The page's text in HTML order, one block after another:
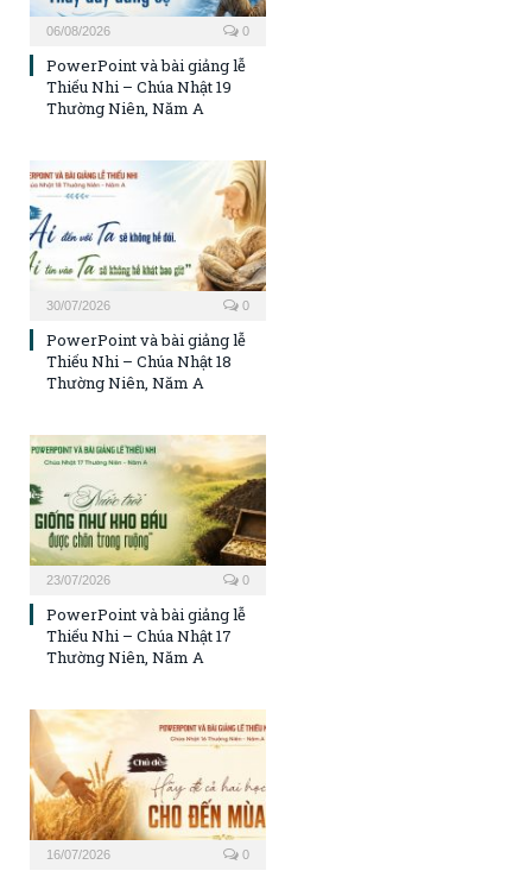
06/08/2026 0
PowerPoint và bài giảng lễ
Thiếu Nhi – Chúa Nhật 19
Thường Niên, Năm A
30/07/2026 0
PowerPoint và bài giảng lễ
Thiếu Nhi – Chúa Nhật 18
Thường Niên, Năm A
23/07/2026 0
PowerPoint và bài giảng lễ
Thiếu Nhi – Chúa Nhật 17
Thường Niên, Năm A
16/07/2026 0